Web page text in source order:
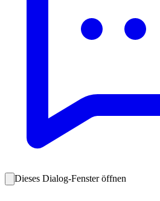
Dieses Dialog-Fenster öffnen